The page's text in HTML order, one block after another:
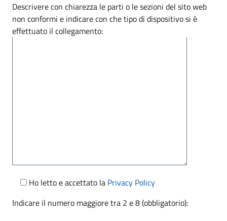
Descrivere con chiarezza le parti o le sezioni del sito web
non conformi e indicare con che tipo di dispositivo si è
effettuato il collegamento:
Ho letto e accettato la Privacy Policy
Indicare il numero maggiore tra 2 e 8 (obbligatorio):